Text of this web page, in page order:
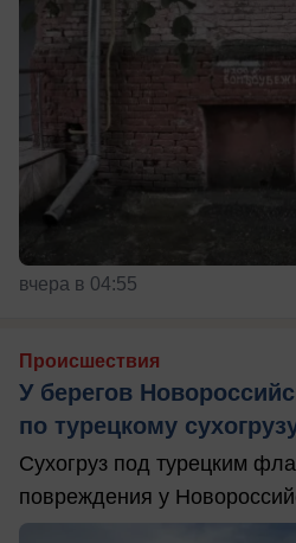
вчера в 04:55
Происшествия
У берегов
по турецкому
Сухогруз под турецким
повреждения у